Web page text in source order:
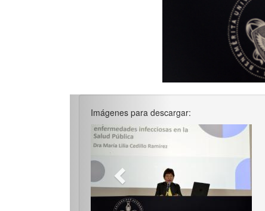
Imágenes para descargar:
Previous